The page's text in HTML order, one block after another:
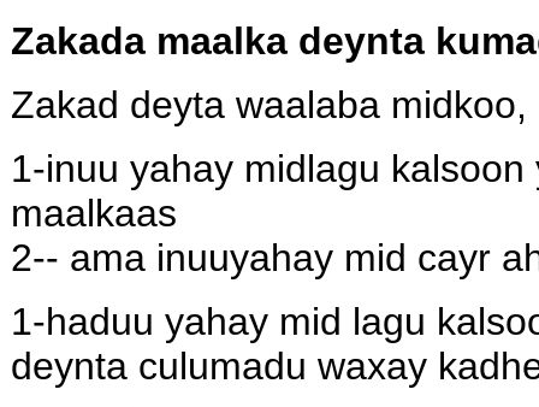
Zakada maalka deynta
Zakad deyta waalaba midkoo,
1-inuu yahay midlagu
maalkaas
2-- ama inuuyahay mid cayr
1-haduu yahay mid lagu
deynta culumadu waxay